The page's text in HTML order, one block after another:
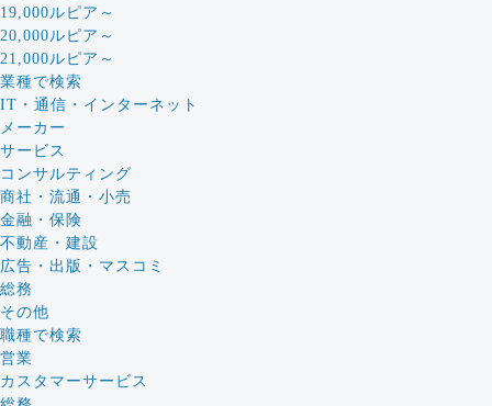
19,000ルピア～
20,000ルピア～
21,000ルピア～
業種で検索
IT・通信・インターネット
メーカー
サービス
コンサルティング
商社・流通・小売
金融・保険
不動産・建設
広告・出版・マスコミ
総務
その他
職種で検索
営業
カスタマーサービス